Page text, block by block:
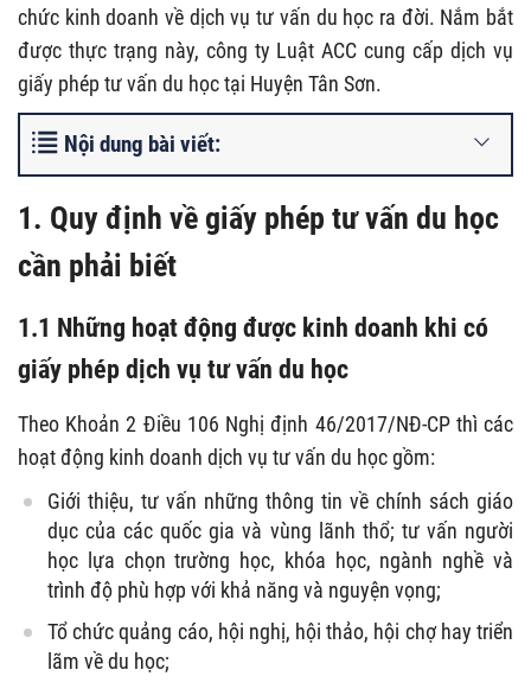
chức kinh doanh về dịch vụ tư vấn du học ra đời. Nắm bắt
được thực trạng này, công ty Luật ACC cung cấp dịch vụ
giấy phép tư vấn du học tại Huyện Tân Sơn.
Nội dung bài viết:
1. Quy định về giấy phép tư vấn du học
cần phải biết
1.1 Những hoạt động được kinh doanh khi có
giấy phép dịch vụ tư vấn du học
Theo Khoản 2 Điều 106 Nghị định 46/2017/NĐ-CP thì các
hoạt động kinh doanh dịch vụ tư vấn du học gồm:
Giới thiệu, tư vấn những thông tin về chính sách giáo
dục của các quốc gia và vùng lãnh thổ; tư vấn người
học lựa chọn trường học, khóa học, ngành nghề và
trình độ phù hợp với khả năng và nguyện vọng;
Tổ chức quảng cáo, hội nghị, hội thảo, hội chợ hay triển
lãm về du học;